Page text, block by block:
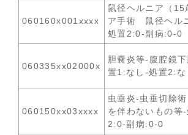
060160x001xxxx
鼠径ヘルニア（15
ア手術 鼠径ヘル
処置2:0-副病:0-0
060335xx02000x
胆嚢炎等-腹腔鏡
置1:なし-処置2:
060150xx03xxxx
虫垂炎-虫垂切除
を伴わないもの等
2:0-副病:0-0